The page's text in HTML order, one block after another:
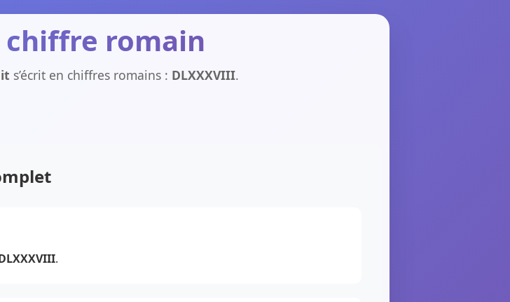
chiffre romain
s’écrit en chiffres romains : DLXXXVIII.
.